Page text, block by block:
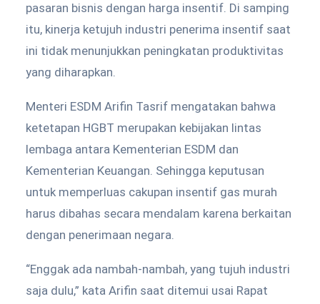
pasaran bisnis dengan harga insentif. Di samping
itu, kinerja ketujuh industri penerima insentif saat
ini tidak menunjukkan peningkatan produktivitas
yang diharapkan.
Menteri ESDM Arifin Tasrif mengatakan bahwa
ketetapan HGBT merupakan kebijakan lintas
lembaga antara Kementerian ESDM dan
Kementerian Keuangan. Sehingga keputusan
untuk memperluas cakupan insentif gas murah
harus dibahas secara mendalam karena berkaitan
dengan penerimaan negara.
“Enggak ada nambah-nambah, yang tujuh industri
saja dulu,” kata Arifin saat ditemui usai Rapat